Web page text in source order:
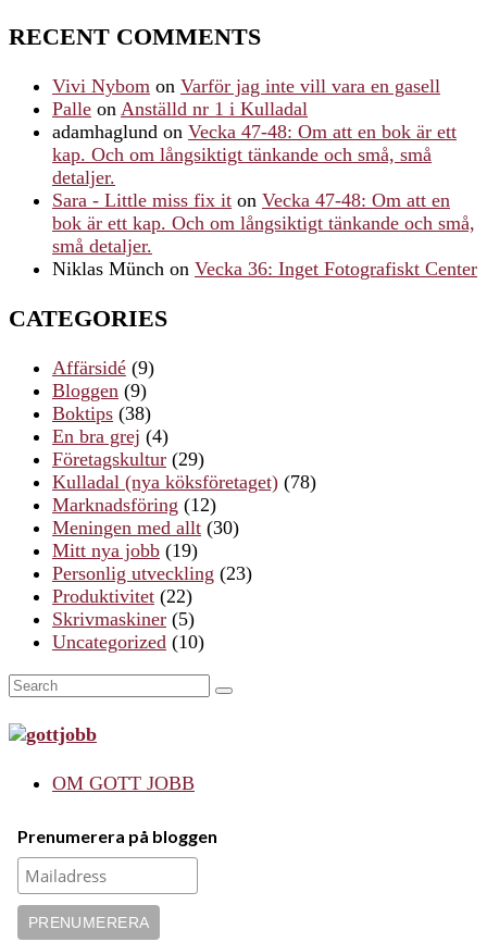
RECENT COMMENTS
Vivi Nybom on Varför jag inte vill vara en gasell
Palle on Anställd nr 1 i Kulladal
adamhaglund on Vecka 47-48: Om att en bok är ett
kap. Och om långsiktigt tänkande och små, små
detaljer.
Sara - Little miss fix it on Vecka 47-48: Om att en
bok är ett kap. Och om långsiktigt tänkande och små,
små detaljer.
Niklas Münch on Vecka 36: Inget Fotografiskt Center
CATEGORIES
Affärsidé (9)
Bloggen (9)
Boktips (38)
En bra grej (4)
Företagskultur (29)
Kulladal (nya köksföretaget) (78)
Marknadsföring (12)
Meningen med allt (30)
Mitt nya jobb (19)
Personlig utveckling (23)
Produktivitet (22)
Skrivmaskiner (5)
Uncategorized (10)
Search
SEARCH
OM GOTT JOBB
Prenumerera på bloggen